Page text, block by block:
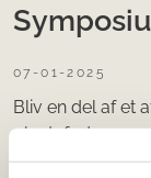
07-01-2025
Bliv en del af et
andet Fast-